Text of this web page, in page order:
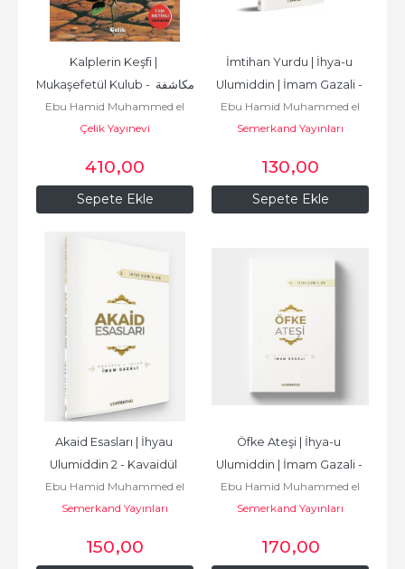
Sepete Ekle
Kalplerin Keşfi |
Mukaşefetül Kulub - مكاشفة
القلوب
Ebu Hamid Muhammed el
Gazali أبو
Çelik Yayınevi
410,00
Sepete Ekle
İmtihan Yurdu | İhya-u
Ulumiddin | İmam Gazali -
26
Ebu Hamid Muhammed el
Gazali أبو
Semerkand Yayınları
130,00
Akaid Esasları | İhyau
Ulumiddin 2 - Kavaidül
Akaid
Ebu Hamid Muhammed el
Gazali أبو
Semerkand Yayınları
150,00
Öfke Ateşi | İhya-u
Ulumiddin | İmam Gazali -
25
Ebu Hamid Muhammed el
Gazali أبو
Semerkand Yayınları
170,00